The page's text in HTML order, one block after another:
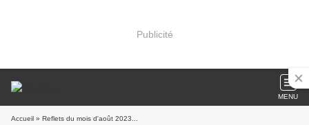
Publicité
MENU
Accueil » Reflets du mois d'août 2023...